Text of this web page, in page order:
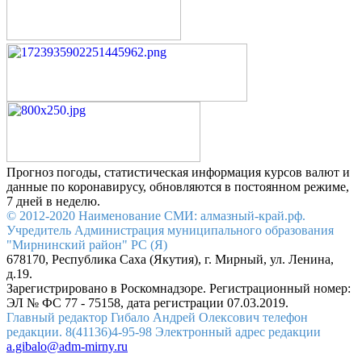
Прогноз погоды, статистическая информация курсов валют и
данные по коронавирусу, обновляются в постоянном режиме,
7 дней в неделю.
© 2012-2020 Наименование СМИ: алмазный-край.рф.
Учредитель Администрация муниципального образования
"Мирнинский район" РС (Я)
678170, Республика Саха (Якутия), г. Мирный, ул. Ленина,
д.19.
Зарегистрировано в Роскомнадзоре. Регистрационный номер:
ЭЛ № ФС 77 - 75158, дата регистрации 07.03.2019.
Главный редактор Гибало Андрей Олексович телефон
редакции. 8(41136)4-95-98 Электронный адрес редакции
a.gibalo@adm-mirny.ru